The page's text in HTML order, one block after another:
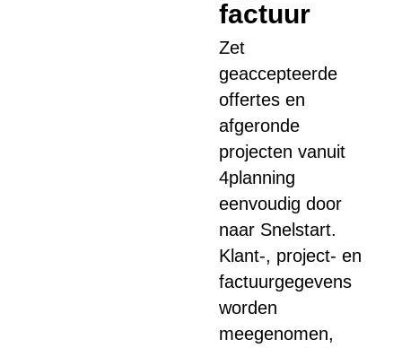
factuur
Zet
geaccepteerde
offertes en
afgeronde
projecten vanuit
4planning
eenvoudig door
naar Snelstart.
Klant-, project- en
factuurgegevens
worden
meegenomen,